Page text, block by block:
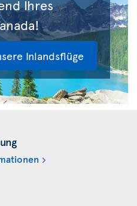
Ihres
Inlandsflüge